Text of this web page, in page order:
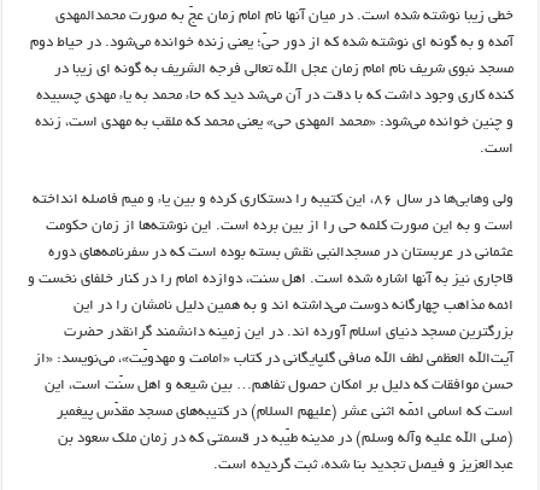
خطی زیبا نوشته شده است. در میان آنها نام امام زمان عجّ به صورت محمدالمهدی
آمده و به گونه ای نوشته شده که از دور حیّ؛ یعنی زنده خوانده می‌شود. در حیاط دوم
مسجد نبوی شریف نام امام زمان عجل الله تعالی فرجه الشریف به گونه ای زیبا در
کنده کاری وجود داشت که با دقت در آن می‌شد دید که حاء محمد به یاء مهدی چسبیده
و چنین خوانده می‌شود: «محمد المهدی حی» یعنی محمد که ملقب به مهدی است، زنده
است.
ولی وهابی‌ها
در سال ۸۶، این کتیبه را دستکاری کرده و بین یاء و میم فاصله انداخته
است و به این صورت کلمه حی را از بین برده است. این نوشته‌ها از زمان حکومت
عثمانی در عربستان در مسجدالنبی نقش بسته بوده است که در سفرنامه‌های دوره
قاجاری نیز به آنها اشاره شده است. اهل سنت، دوازده امام را در کنار خلفای نخست و
ائمه مذاهب چهارگانه دوست می‌داشته اند و به همین دلیل نامشان را در این
بزرگترین مسجد دنیای اسلام آورده اند. در این زمینه دانشمند گرانقدر حضرت
آیت‌الله العظمی لطف الله صافی گلپایگانی در کتاب «امامت و مهدویّت»، می‌نویسد: «از
حسن موافقات که دلیل بر امکان حصول تفاهم… بین شیعه و اهل سنّت است، این
است که اسامی ائمّه اثنی عشر (علیهم السلام) در کتیبه‌های مسجد مقدّس پیغمبر
(صلی الله علیه وآله وسلم) در مدینه طیّبه در قسمتی که در زمان ملک سعود بن
عبدالعزیز و فیصل تجدید بنا شده، ثبت گردیده است.